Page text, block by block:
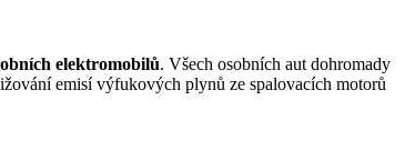
elektromobilů. Všech osobních aut dohromady
emisí výfukových plynů ze spalovacích motorů